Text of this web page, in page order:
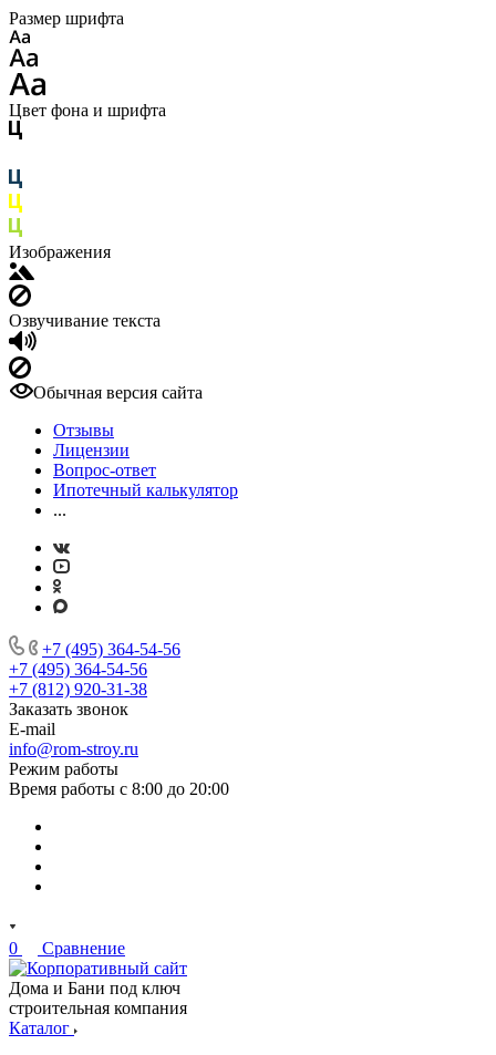
Размер шрифта
Цвет фона и шрифта
Изображения
Озвучивание текста
Обычная версия сайта
Отзывы
Лицензии
Вопрос-ответ
Ипотечный калькулятор
...
+7 (495) 364-54-56
+7 (495) 364-54-56
+7 (812) 920-31-38
Заказать звонок
E-mail
info@rom-stroy.ru
Режим работы
Время работы с 8:00 до 20:00
0 Сравнение
Дома и Бани под ключ
строительная компания
Каталог